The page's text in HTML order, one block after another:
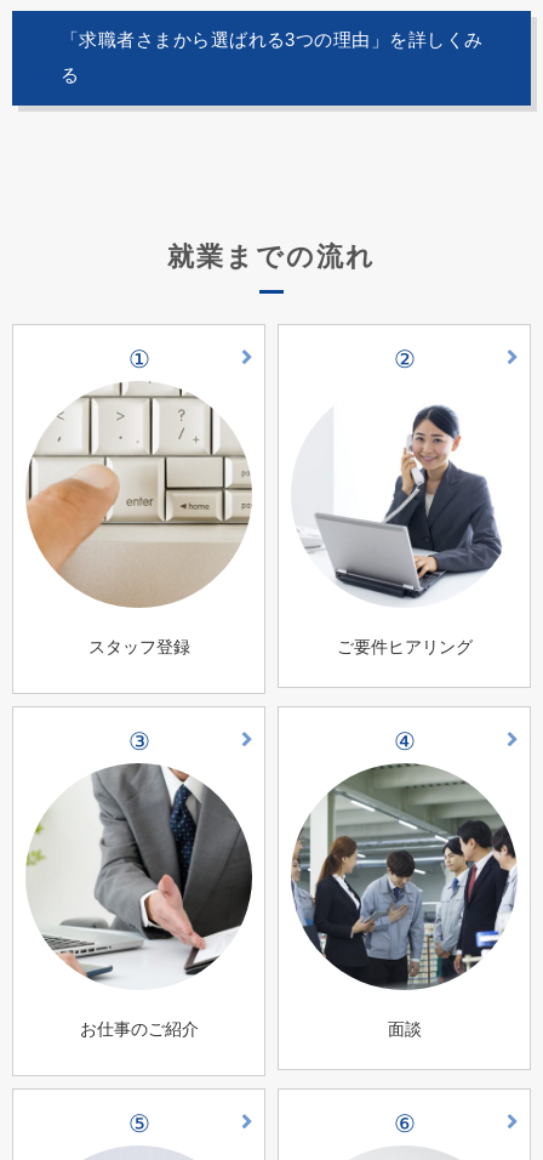
「求職者さまから選ばれる3つの理由」を詳しくみ
る
就業までの流れ
①
スタッフ登録
②
ご要件ヒアリング
③
お仕事のご紹介
④
面談
⑤ ⑥